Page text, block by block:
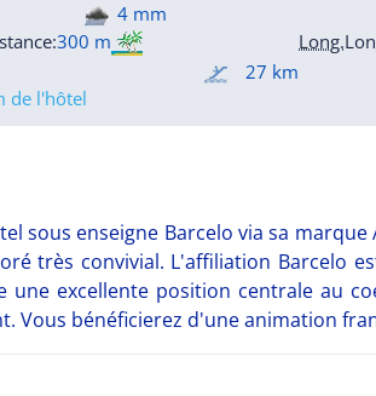
4 mm
:300 m Long.
27 km
de l'hôtel
sous enseigne Barcelo via sa
très convivial. L'affiliation Barcelo
une excellente position centrale au
Vous bénéficierez d'une animation